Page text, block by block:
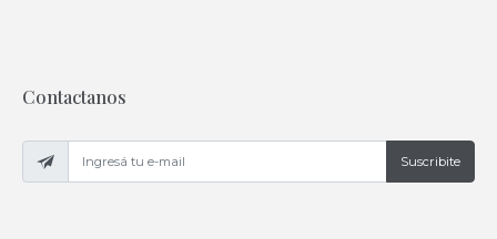
Contactanos
Suscribite